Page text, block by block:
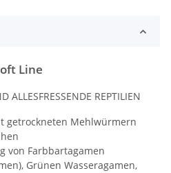
Line
ALLESFRESSENDE REPTILIEN
getrockneten Mehlwürmern
von Farbbartagamen
Grünen Wasseragamen,